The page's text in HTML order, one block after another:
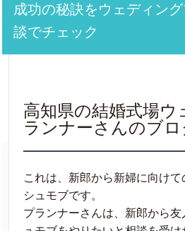
成功の秘訣をウェディン
談でチェック
高知県の結婚式場
ランナーさんのブ
これは、新郎から新婦に向け
シュモブです。
プランナーさんは、新郎から